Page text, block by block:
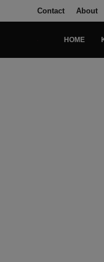
Contact About
HOME